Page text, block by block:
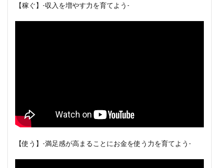
【稼ぐ】-収入を増やす力を育てよう-
【使う】-満足感が高まることにお金を使う力を育てよう-